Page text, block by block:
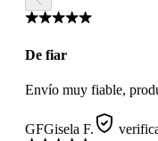
De fiar
Envío muy fiable,
GFGisela F.